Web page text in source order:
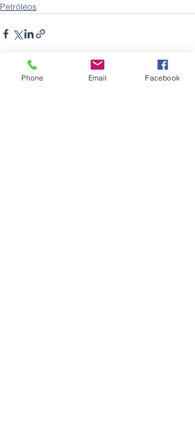
Petróleos
Phone Email Facebook